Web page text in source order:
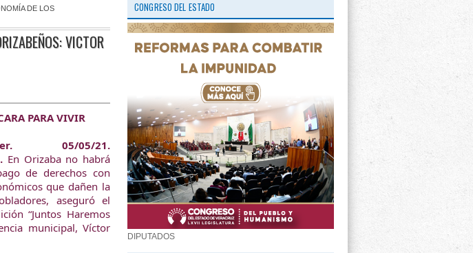
DE LOS
VICTOR
PARA VIVIR
05/05/21.
En Orizaba no habrá
de derechos con
que dañen la
aseguró el
“Juntos Haremos
municipal, Víctor
CONGRESO DEL ESTADO
DIPUTADOS